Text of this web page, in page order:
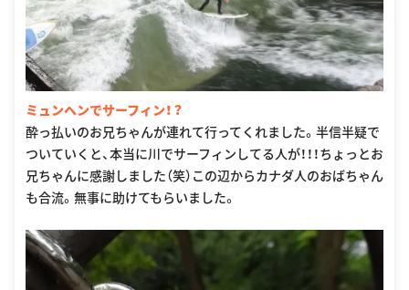
ミュンヘンでサーフィン！？
酔っ払いのお兄ちゃんが連れて行ってくれました。半信半疑で
ついていくと、本当に川でサーフィンしてる人が！！！ちょっとお
兄ちゃんに感謝しました（笑）この辺からカナダ人のおばちゃん
も合流。無事に助けてもらいました。